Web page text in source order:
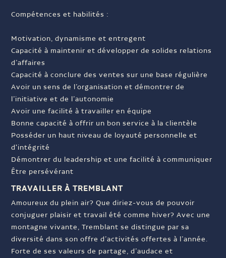
Compétences et habilités :
Motivation, dynamisme et entregent
Capacité à maintenir et développer de solides relations
d’affaires
Capacité à conclure des ventes sur une base régulière
Avoir un sens de l’organisation et démontrer de
l’initiative et de l’autonomie
Avoir une facilité à travailler en équipe
Bonne capacité à offrir un bon service à la clientèle
Posséder un haut niveau de loyauté personnelle et
d'intégrité
Démontrer du leadership et une facilité à communiquer
Être persévérant
TRAVAILLER À TREMBLANT
Amoureux du plein air? Que diriez-vous de pouvoir
conjuguer plaisir et travail été comme hiver? Avec une
montagne vivante, Tremblant se distingue par sa
diversité dans son offre d’activités offertes à l’année.
Forte de ses valeurs de partage, d’audace et